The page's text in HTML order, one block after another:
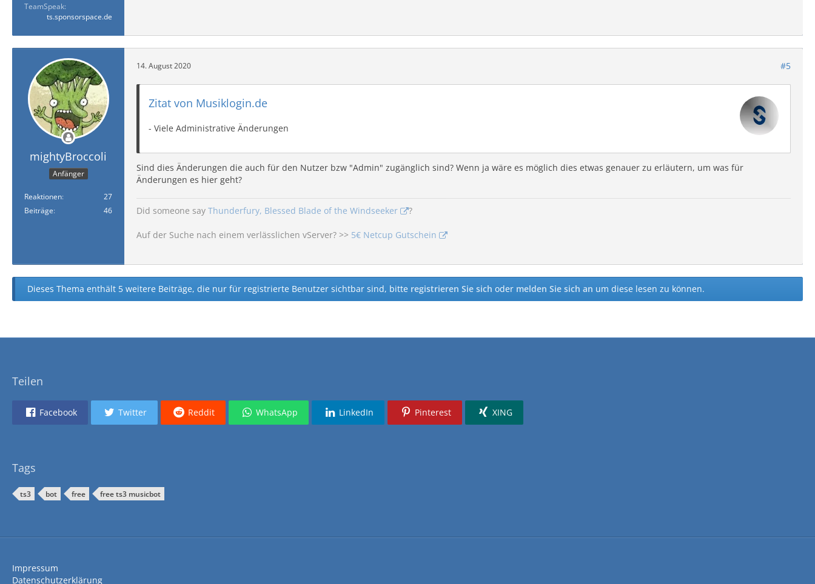
TeamSpeak
ts.sponsorspace.de
mightyBroccoli
Anfänger
Reaktionen
27
Beiträge
46
14. August 2020 #5
Zitat von Musiklogin.de
- Viele Administrative Änderungen
Sind dies Änderungen die auch für den Nutzer bzw "Admin" zugänglich sind? Wenn ja wäre es möglich dies etwas genauer zu erläutern, um was für
Änderungen es hier geht?
Did someone say Thunderfury, Blessed Blade of the Windseeker ?
Auf der Suche nach einem verlässlichen vServer? >> 5€ Netcup Gutschein
Dieses Thema enthält 5 weitere Beiträge, die nur für registrierte Benutzer sichtbar sind, bitte registrieren Sie sich oder melden Sie sich an um diese lesen zu können.
Teilen
Facebook Twitter Reddit WhatsApp LinkedIn Pinterest XING
Tags
ts3 bot free free ts3 musicbot
Impressum
Datenschutzerklärung